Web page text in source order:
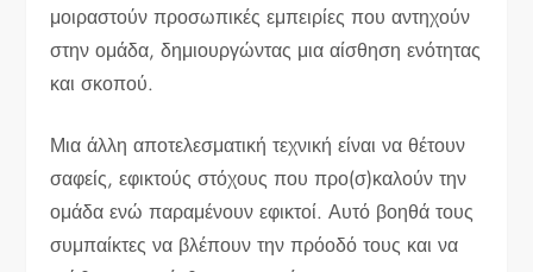
μοιραστούν προσωπικές εμπειρίες που αντηχούν
στην ομάδα, δημιουργώντας μια αίσθηση ενότητας
και σκοπού.
Μια άλλη αποτελεσματική τεχνική είναι να θέτουν
σαφείς, εφικτούς στόχους που προ(σ)καλούν την
ομάδα ενώ παραμένουν εφικτοί. Αυτό βοηθά τους
συμπαίκτες να βλέπουν την πρόοδό τους και να